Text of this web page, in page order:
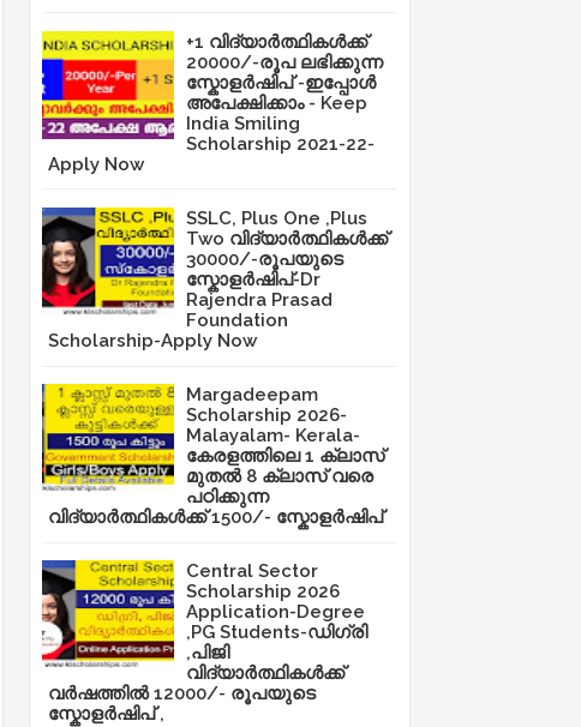
+1 വിദ്യാർത്ഥികൾക്ക്
20000/-രൂപ ലഭിക്കുന്ന
സ്കോളർഷിപ് -ഇപ്പോൾ
അപേക്ഷിക്കാം - Keep
India Smiling
Scholarship 2021-22-
Apply Now
SSLC, Plus One ,Plus
Two വിദ്യാർത്ഥികൾക്ക്
30000/-രൂപയുടെ
സ്കോളർഷിപ്-Dr
Rajendra Prasad
Foundation
Scholarship-Apply Now
Margadeepam
Scholarship 2026-
Malayalam- Kerala-
കേരളത്തിലെ 1 ക്ലാസ്
മുതൽ 8 ക്ലാസ് വരെ
പഠിക്കുന്ന
വിദ്യാർത്ഥികൾക്ക് 1500/- സ്കോളർഷിപ്
Central Sector
Scholarship 2026
Application-Degree
,PG Students-ഡിഗ്രി
,പിജി
വിദ്യാർത്ഥികൾക്ക്
വർഷത്തിൽ 12000/- രൂപയുടെ
സ്കോളർഷിപ് ,